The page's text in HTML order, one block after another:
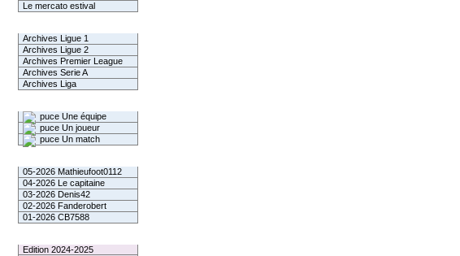
Le mercato estival
Archives Ligue 1
Archives Ligue 2
Archives Premier League
Archives Serie A
Archives Liga
Une équipe
Un joueur
Un match
05-2026 Mathieufoot0112
04-2026 Le capitaine
03-2026 Denis42
02-2026 Fanderobert
01-2026 CB7588
Edition 2024-2025